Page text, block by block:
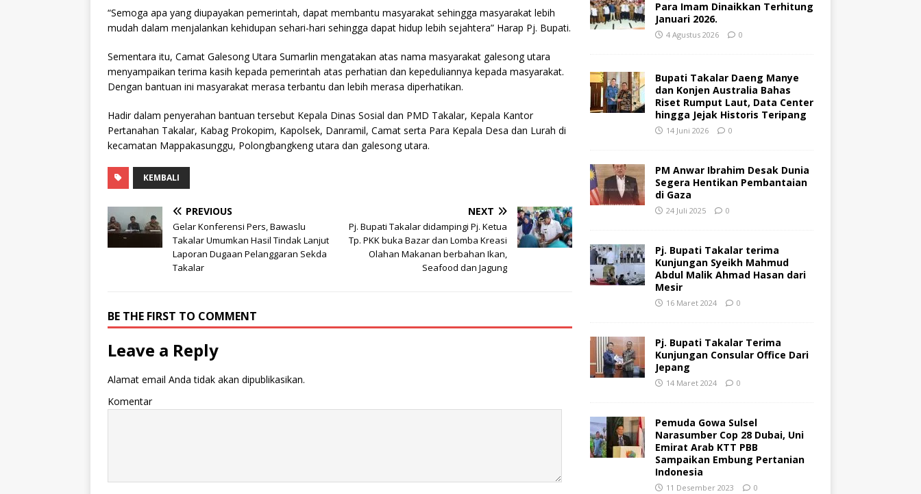
“Semoga apa yang diupayakan pemerintah, dapat membantu masyarakat sehingga masyarakat lebih
mudah dalam menjalankan kehidupan sehari-hari sehingga dapat hidup lebih sejahtera” Harap Pj. Bupati.
Sementara itu, Camat Galesong Utara Sumarlin mengatakan atas nama masyarakat galesong utara
menyampaikan terima kasih kepada pemerintah atas perhatian dan kepeduliannya kepada masyarakat.
Dengan bantuan ini masyarakat merasa terbantu dan lebih merasa diperhatikan.
Hadir dalam penyerahan bantuan tersebut Kepala Dinas Sosial dan PMD Takalar, Kepala Kantor
Pertanahan Takalar, Kabag Prokopim, Kapolsek, Danramil, Camat serta Para Kepala Desa dan Lurah di
kecamatan Mappakasunggu, Polongbangkeng utara dan galesong utara.
KEMBALI
PREVIOUS
Gelar Konferensi Pers, Bawaslu
Takalar Umumkan Hasil Tindak Lanjut
Laporan Dugaan Pelanggaran Sekda
Takalar
NEXT
Pj. Bupati Takalar didampingi Pj. Ketua
Tp. PKK buka Bazar dan Lomba Kreasi
Olahan Makanan berbahan Ikan,
Seafood dan Jagung
BE THE FIRST TO COMMENT
Leave a Reply
Alamat email Anda tidak akan dipublikasikan.
Komentar
Para Imam Dinaikkan Terhitung
Januari 2026.
4 Agustus 2026 0
Bupati Takalar Daeng Manye
dan Konjen Australia Bahas
Riset Rumput Laut, Data Center
hingga Jejak Historis Teripang
14 Juni 2026 0
PM Anwar Ibrahim Desak Dunia
Segera Hentikan Pembantaian
di Gaza
24 Juli 2025 0
Pj. Bupati Takalar terima
Kunjungan Syeikh Mahmud
Abdul Malik Ahmad Hasan dari
Mesir
16 Maret 2024 0
Pj. Bupati Takalar Terima
Kunjungan Consular Office Dari
Jepang
14 Maret 2024 0
Pemuda Gowa Sulsel
Narasumber Cop 28 Dubai, Uni
Emirat Arab KTT PBB
Sampaikan Embung Pertanian
Indonesia
11 Desember 2023 0